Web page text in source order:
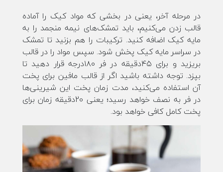
در مرحله آخر، یعنی در بخشی که مواد کیک را آماده
قالب زدن می‌کنیم، باید تمشک‌های نیمه منجمد را به
مایه کیک اضافه کنید. ترکیبات را هم بزنید تا تمشک
در سراسر مایه کیک پخش شود. سپس مواد را در قالب
بریزید و برای ۴۵دقیقه در فر ۱۸۰درجه قرار دهید تا
بپزد. توجه داشته باشید اگر از قالب مافین برای پخت
آن استفاده می‌کنید، مدت زمان پخت این شیرینی‌ها
در فر به نصف خواهد رسید؛ یعنی 20دقیقه زمان برای
پخت کامل کافی خواهد بود.